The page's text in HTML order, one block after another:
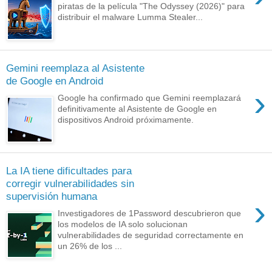
piratas de la película "The Odyssey (2026)" para
distribuir el malware Lumma Stealer...
Gemini reemplaza al Asistente
de Google en Android
›
Google ha confirmado que Gemini reemplazará
definitivamente al Asistente de Google en
dispositivos Android próximamente.
La IA tiene dificultades para
corregir vulnerabilidades sin
supervisión humana
›
Investigadores de 1Password descubrieron que
los modelos de IA solo solucionan
vulnerabilidades de seguridad correctamente en
un 26% de los ...